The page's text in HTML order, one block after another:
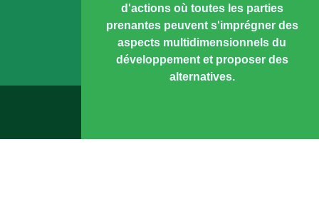
d'actions où toutes les parties
prenantes peuvent s'imprégner des
aspects multidimensionnels du
développement et proposer des
alternatives.